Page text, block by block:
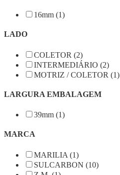
16mm (1)
LADO
COLETOR (2)
INTERMEDIÁRIO (2)
MOTRIZ / COLETOR (1)
LARGURA EMBALAGEM
39mm (1)
MARCA
MARILIA (1)
SULCARBON (10)